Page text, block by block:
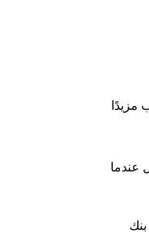
مزيدًا
عندما